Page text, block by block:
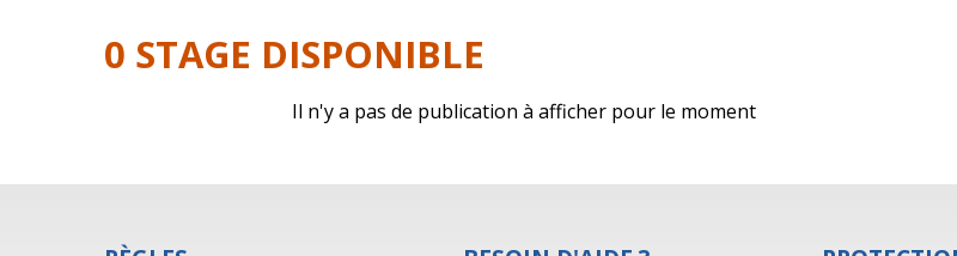
0 STAGE DISPONIBLE
Il n'y a pas de publication à afficher pour le moment